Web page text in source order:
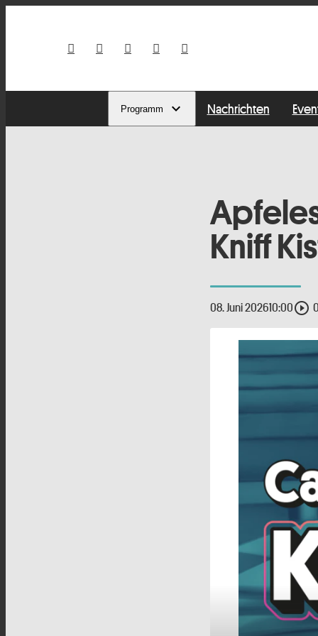
Programm Nachrichten
Kniff
08. Juni 202610:00play_circle_outline